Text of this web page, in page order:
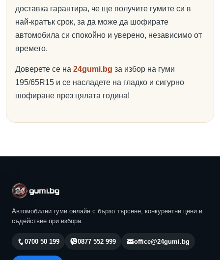
доставка гарантира, че ще получите гумите си в
най-кратък срок, за да може да шофирате
автомобила си спокойно и уверено, независимо от
времето.
Доверете се на 24gumi.bg за избор на гуми
195/65R15 и се насладете на гладко и сигурно
шофиране през цялата година!
Автомобилни гуми онлайн с бързо търсене, конкурентни цени и
съдействие при избора.
0700 50 199 0877 552 999 office@24gumi.bg